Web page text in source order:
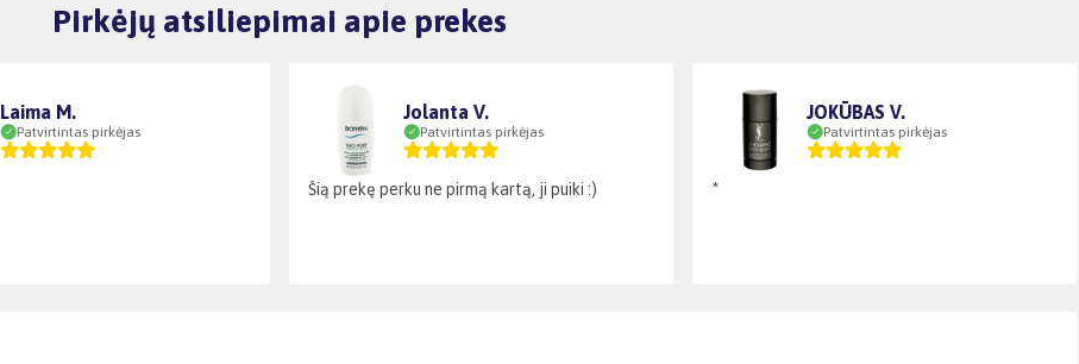
Pirkėjų atsiliepimai apie prekes
Laima M.
Patvirtintas pirkėjas
Jolanta V.
Patvirtintas pirkėjas
Šią prekę perku ne pirmą kartą, ji puiki :)
JOKŪBAS V.
Patvirtintas pirkėjas
*